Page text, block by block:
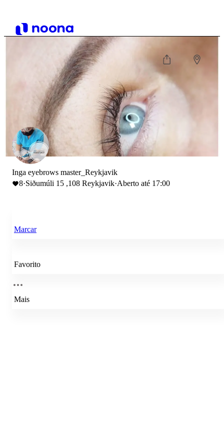
Inga eyebrows master_Reykjavik
8·Siðumúli 15 ,108 Reykjavik·Aberto até 17:00
Marcar
Favorito
Mais